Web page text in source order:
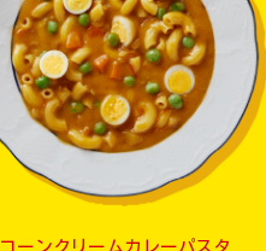
コーンクリームカレーパスタ